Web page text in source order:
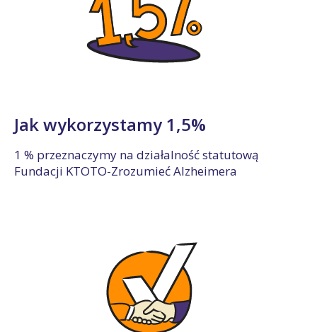
Jak wykorzystamy 1,5%
1 % przeznaczymy na działalność statutową
Fundacji KTOTO-Zrozumieć Alzheimera